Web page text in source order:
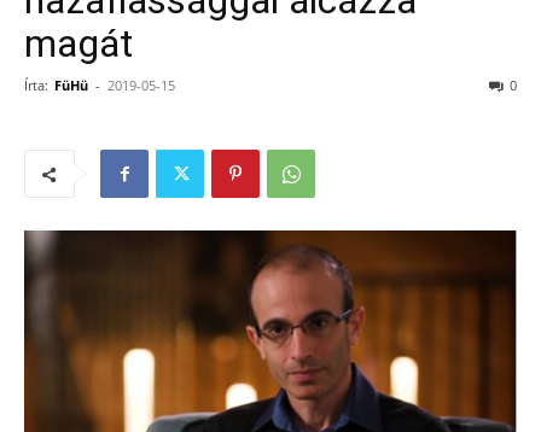
magát
Írta: FüHü - 2019-05-15 0